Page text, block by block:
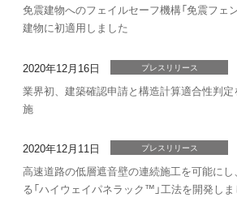
免震建物へのフェイルセーフ機構「免震フェ
建物に初適用しました
2020年12月16日 プレスリリース
業界初、建築確認申請と構造計算適合性判
施
2020年12月11日 プレスリリース
高速道路の低層遮音壁の連続施工を可能に
る「ハイウェイパネラック™」工法を開発し